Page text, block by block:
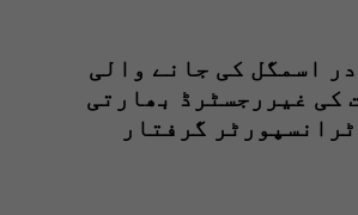
اسمگل کی جانے والی
کی غیررجسٹرڈ بھارتی
گرفتار